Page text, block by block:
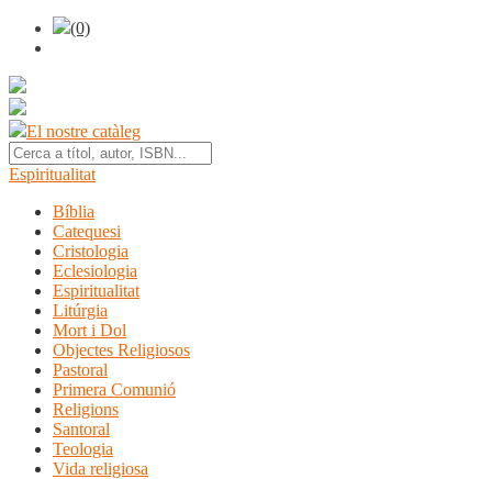
(0)
El nostre catàleg
Espiritualitat
Bíblia
Catequesi
Cristologia
Eclesiologia
Espiritualitat
Litúrgia
Mort i Dol
Objectes Religiosos
Pastoral
Primera Comunió
Religions
Santoral
Teologia
Vida religiosa